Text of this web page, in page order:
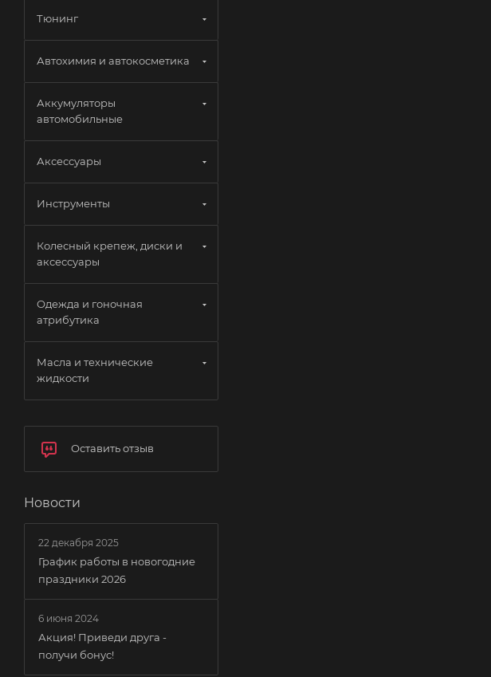
Тюнинг
Автохимия и автокосметика
Аккумуляторы
автомобильные
Аксессуары
Инструменты
Колесный крепеж, диски и
аксессуары
Одежда и гоночная
атрибутика
Масла и технические
жидкости
Оставить отзыв
Новости
22 декабря 2025
График работы в новогодние
праздники 2026
6 июня 2024
Акция! Приведи друга -
получи бонус!